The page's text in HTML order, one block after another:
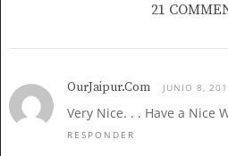
21
OurJaipur.Com JUNIO 8,
Very Nice. . . Have a Nice
RESPONDER